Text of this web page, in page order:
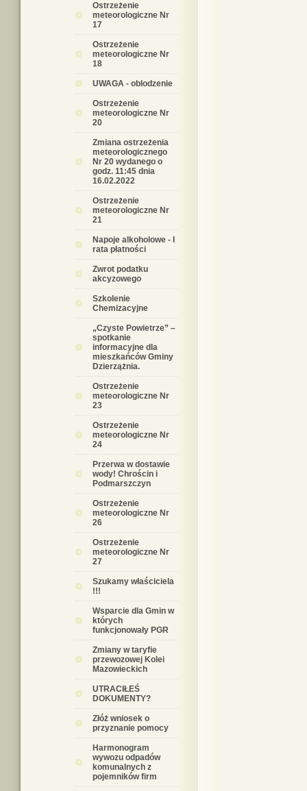
Ostrzeżenie
meteorologiczne Nr
17
Ostrzeżenie
meteorologiczne Nr
18
UWAGA - oblodzenie
Ostrzeżenie
meteorologiczne Nr
20
Zmiana ostrzeżenia
meteorologicznego
Nr 20 wydanego o
godz. 11:45 dnia
16.02.2022
Ostrzeżenie
meteorologiczne Nr
21
Napoje alkoholowe - I
rata płatności
Zwrot podatku
akcyzowego
Szkolenie
Chemizacyjne
„Czyste Powietrze” –
spotkanie
informacyjne dla
mieszkańców Gminy
Dzierzążnia.
Ostrzeżenie
meteorologiczne Nr
23
Ostrzeżenie
meteorologiczne Nr
24
Przerwa w dostawie
wody! Chrościn i
Podmarszczyn
Ostrzeżenie
meteorologiczne Nr
26
Ostrzeżenie
meteorologiczne Nr
27
Szukamy właściciela
!!!
Wsparcie dla Gmin w
których
funkcjonowały PGR
Zmiany w taryfie
przewozowej Kolei
Mazowieckich
UTRACIŁEŚ
DOKUMENTY?
Złóż wniosek o
przyznanie pomocy
Harmonogram
wywozu odpadów
komunalnych z
pojemników firm